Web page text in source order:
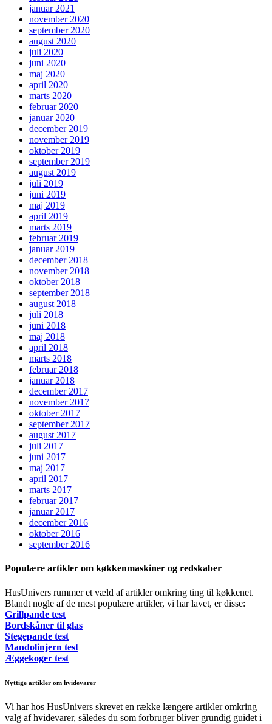
januar 2021
november 2020
september 2020
august 2020
juli 2020
juni 2020
maj 2020
april 2020
marts 2020
februar 2020
januar 2020
december 2019
november 2019
oktober 2019
september 2019
august 2019
juli 2019
juni 2019
maj 2019
april 2019
marts 2019
februar 2019
januar 2019
december 2018
november 2018
oktober 2018
september 2018
august 2018
juli 2018
juni 2018
maj 2018
april 2018
marts 2018
februar 2018
januar 2018
december 2017
november 2017
oktober 2017
september 2017
august 2017
juli 2017
juni 2017
maj 2017
april 2017
marts 2017
februar 2017
januar 2017
december 2016
oktober 2016
september 2016
Populære artikler om køkkenmaskiner og redskaber
HusUnivers rummer et væld af artikler omkring ting til køkkenet.
Blandt nogle af de mest populære artikler, vi har lavet, er disse:
Grillpande test
Bordskåner til glas
Stegepande test
Mandolinjern test
Æggekoger test
Nyttige artikler om hvidevarer
Vi har hos HusUnivers skrevet en række længere artikler omkring
valg af hvidevarer, således du som forbruger bliver grundig guidet i